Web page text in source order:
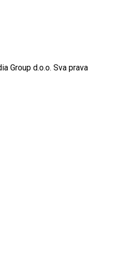
Group d.o.o. Sva prava